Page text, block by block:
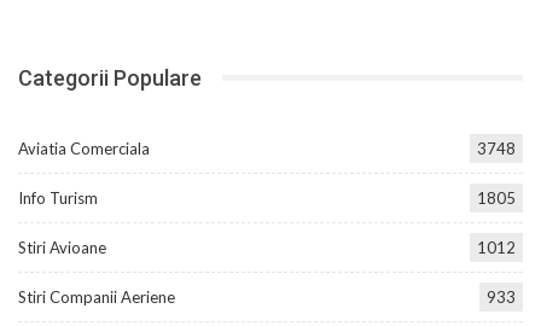
Categorii Populare
Aviatia Comerciala 3748
Info Turism 1805
Stiri Avioane 1012
Stiri Companii Aeriene 933